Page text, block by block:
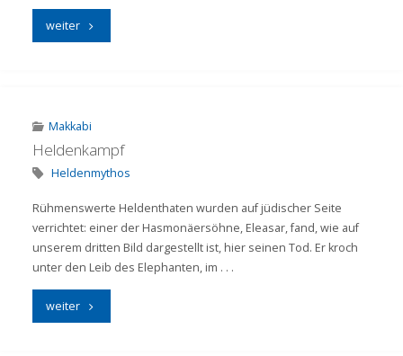
weiter"Süßkind
Makkabi
Heldenkampf
Heldenmythos
Rühmenswerte Heldenthaten wurden auf jüdischer Seite
verrichtet: einer der Hasmonäersöhne, Eleasar, fand, wie auf
unserem dritten Bild dargestellt ist, hier seinen Tod. Er kroch
unter den Leib des Elephanten, im . . .
weiter"Heldenkampf"